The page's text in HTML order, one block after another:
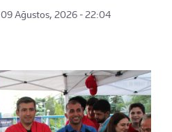
09 Ağustos, 2026 - 22:04